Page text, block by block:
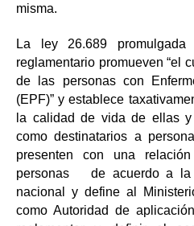
misma.
La ley 26.689
reglamentario promueven “el
de las personas con
(EPF)” y establece
la calidad de vida de ellas
como destinatarios a
presenten con una
personas de acuerdo a la
nacional y define al
como Autoridad de